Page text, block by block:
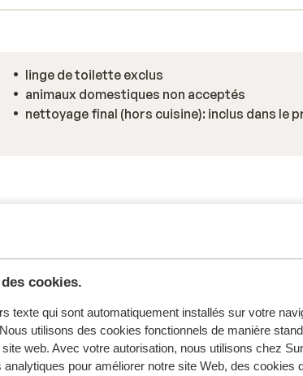
cookies.
texte qui sont automatiquement installés sur votre
utilisons des cookies fonctionnels de manière
web. Avec votre autorisation, nous utilisons chez
pour améliorer notre site Web, des cookies
linge de toilette exclus
animaux domestiques non acceptés
nettoyage final (hors cuisine): inclus dans le
hébergement.